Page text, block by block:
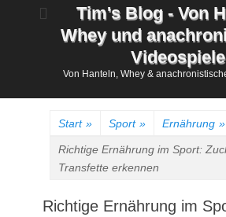
Tim's Blog - Von
Whey und
Videospiele
Von Hanteln, Whey &
Start » Sport » Ernährung »
Richtige Ernährung im Sport:
Transfette erkennen
Richtige Ernährung im